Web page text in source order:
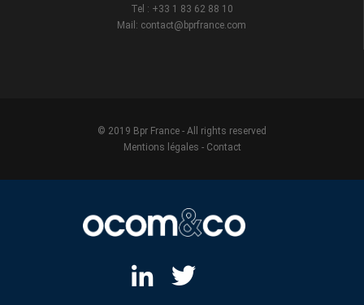
Tel : +33 1 83 62 88 10
Mail: contact@bprfrance.com
© 2019 Bpr France - All rights reserved
Mentions légales - Contact